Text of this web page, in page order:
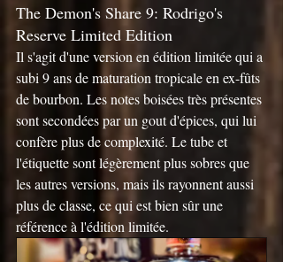
The Demon's Share 9: Rodrigo's
Reserve Limited Edition
Il s'agit d'une version en édition limitée qui a
subi 9 ans de maturation tropicale en ex-fûts
de bourbon. Les notes boisées très présentes
sont secondées par un gout d'épices, qui lui
confère plus de complexité. Le tube et
l'étiquette sont légèrement plus sobres que
les autres versions, mais ils rayonnent aussi
plus de classe, ce qui est bien sûr une
référence à l'édition limitée.